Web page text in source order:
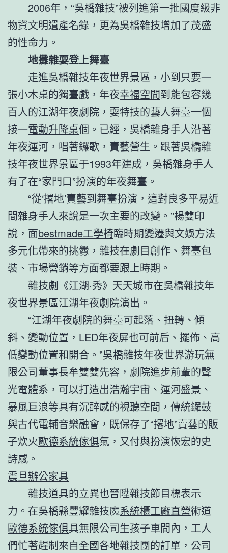
2006年，“吳橋雜技”被列進第一批國度級非
物資文明遺產名錄，更為吳橋雜技增加了茂盛
的性命力。
地攤雜耍登上舞臺
走進吳橋雜技年夜世界景區，小到只要一
張小木桌的獨臺戲，年夜幸福空間到能包容幾
百人的江湖年夜劇院，耍特技的藝人舞臺一個
接一電動升降桌個。已經，吳橋雜身手人沿著
年夜運河，唱著鑼歌，賣藝營生。跟著吳橋雜
技年夜世界景區于1993年建成，吳橋雜身手人
有了在“家門口”扮演的年夜舞臺。
“從‘撂地’賣藝到舞臺扮演，這對良多平易近
間雜身手人來說是一次主要的改變。”楊雙印
說，面bestmade工學椅臨時期變遷與文娛方法
多元化帶來的挑釁，雜技在劇目創作、舞臺包
裝、市場營銷等方面都要跟上時期。
雜技劇《江湖·秀》天天城市在吳橋雜技年
夜世界景區江湖年夜劇院演出。
“江湖年夜劇院的舞臺可起落、扭轉、傾
斜、變動位置，LED年夜屏也可前后、擺佈、高
低變動位置和開合。”吳橋雜技年夜世界游玩無
限公司董事長牟雙雙先容，劇院進步前輩的聲
光電體系，可以打造出浩瀚宇宙、運河盛景、
暴風巨浪等具有沉醉感的視聽空間，傳統鑼鼓
與古代電輔音樂融會，既保存了“撂地”賣藝的販
子炊火歐德系統傢俱氣，又付與扮演恢宏的史
詩感。
震旦辦公家具
雜技道具的立異也晉陞雜技節目標表示
力。在吳橋縣豐耀雜技魔系統櫃工廠直營術道
歐德系統傢俱具無限公司生孩子車間內，工人
們忙著趕制來自全國各地雜技團的訂單，公司